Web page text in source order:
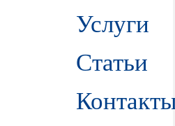
Услуги
Статьи